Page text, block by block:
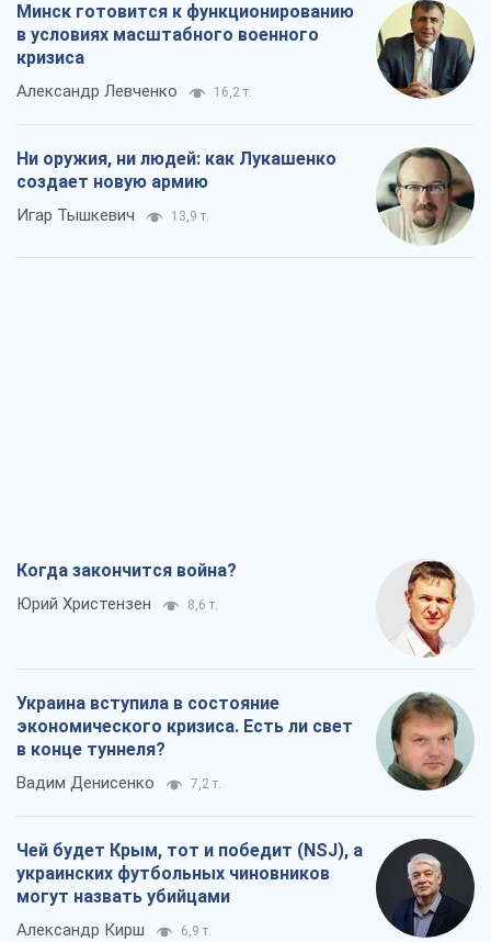
Минск готовится к функционированию
в условиях масштабного военного
кризиса
Александр Левченко 16,2 т.
Ни оружия, ни людей: как Лукашенко
создает новую армию
Игар Тышкевич 13,9 т.
Когда закончится война?
Юрий Христензен 8,6 т.
Украина вступила в состояние
экономического кризиса. Есть ли свет
в конце туннеля?
Вадим Денисенко 7,2 т.
Чей будет Крым, тот и победит (NSJ), а
украинских футбольных чиновников
могут назвать убийцами
Александр Кирш 6,9 т.